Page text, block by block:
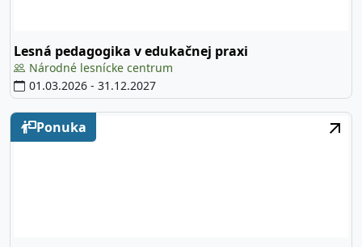
Lesná pedagogika v edukačnej praxi
Národné lesnícke centrum
01.03.2026- 31.12.2027
Ponuka